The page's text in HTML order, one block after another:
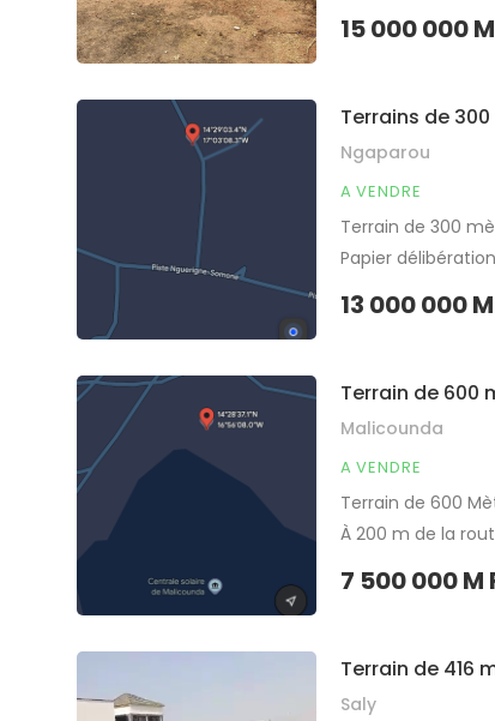
1 poulailler avec
sol À 1h 30 de […]
Partager
15 000 000
Terrains de
Ngaparou
A VENDRE
Terrain de 300
Papier
d’habitation ou
13 000 000
Terrain de 600
Malicounda
A VENDRE
Terrain de 600
À 200 m de la
7 500 000 M
Terrain de 416
Saly